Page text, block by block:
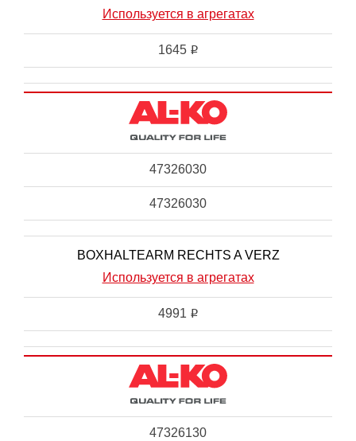
Используется в агрегатах
1645 i
47326030
47326030
BOXHALTEARM RECHTS A VERZ
Используется в агрегатах
4991 i
47326130